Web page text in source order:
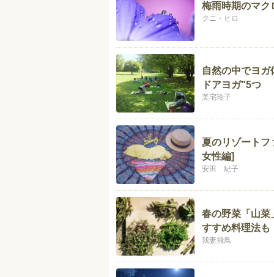
梅雨時期のマク
クニ・ヒロ
自然の中でヨ
ドアヨガ"5つ
美宅玲子
夏のリゾートフ
女性編]
安田 紀子
春の野菜「山菜
すすめ料理法も
我妻飛鳥